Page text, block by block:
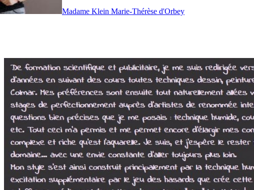
Madame Klein Marie-Thérèse d'Orbey